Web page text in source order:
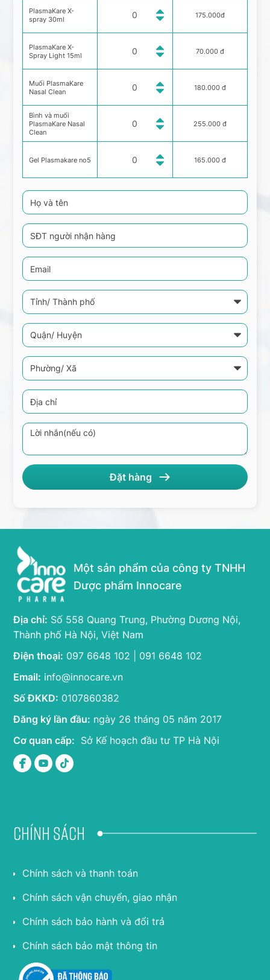
PlasmaKare X-
spray 30ml
PlasmaKare X-
Spray Light 15ml
Muối PlasmaKare
Nasal Clean
Bình và muối
PlasmaKare Nasal
Clean
Gel Plasmakare no5
175.000đ
70.000 đ
180.000 đ
255.000 đ
165.000 đ
Một sản phẩm của công ty TNHH
Dược phẩm Innocare
Địa chỉ: Số 558 Quang Trung, Phường Dương Nội,
Thành phố Hà Nội, Việt Nam
Điện thoại: 097 6648 102 | 091 6648 102
Email: info@innocare.vn
Số ĐKKD: 0107860382
Đăng ký lần đầu: ngày 26 tháng 05 năm 2017
Cơ quan cấp: Sở Kế hoạch đầu tư TP Hà Nội
Chính sách
Chính sách và thanh toán
Chính sách vận chuyển, giao nhận
Chính sách bảo hành và đổi trả
Chính sách bảo mật thông tin